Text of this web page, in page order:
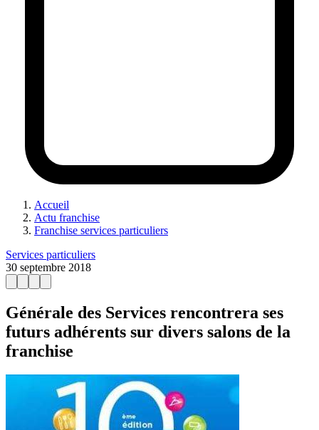
Accueil
Actu franchise
Franchise services particuliers
Services particuliers
30 septembre 2018
Générale des Services rencontrera ses
futurs adhérents sur divers salons de la
franchise